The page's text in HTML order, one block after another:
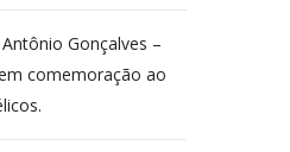
Gonçalves –
comemoração ao